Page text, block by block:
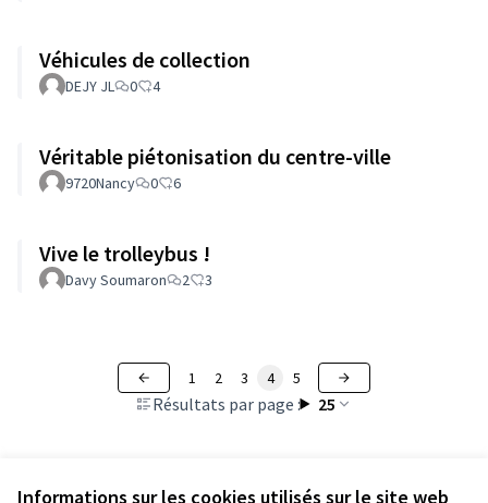
Informations sur les cookies utilisés sur le site web
Véhicules de collection
DEJY JL 0 4
Véritable piétonisation du centre-ville
9720Nancy 0 6
Vive le trolleybus !
Davy Soumaron 2 3
Résultats par page : 25
1 2 3 4 5
Voir toutes les propositions retirées